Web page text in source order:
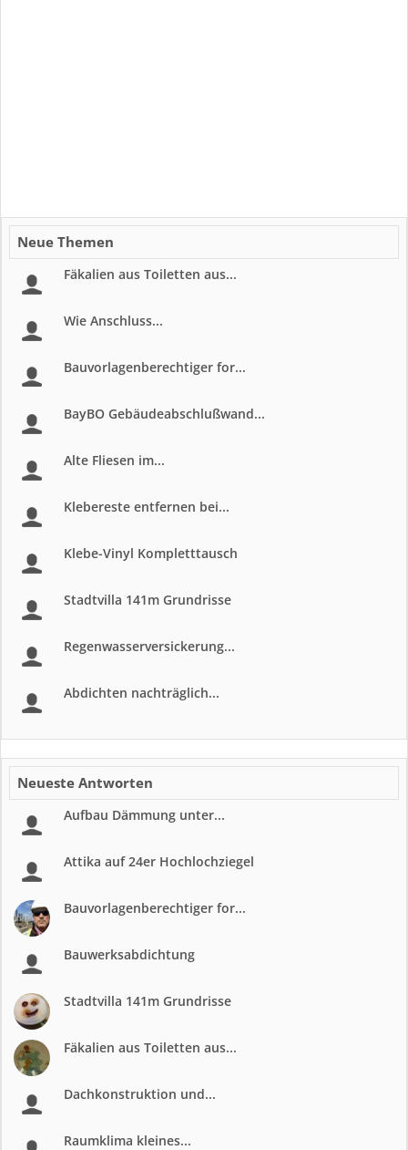
Neue Themen
Fäkalien aus Toiletten aus...
Wie Anschluss...
Bauvorlagenberechtiger for...
BayBO Gebäudeabschlußwand...
Alte Fliesen im...
Klebereste entfernen bei...
Klebe-Vinyl Kompletttausch
Stadtvilla 141m Grundrisse
Regenwasserversickerung...
Abdichten nachträglich...
Neueste Antworten
Aufbau Dämmung unter...
Attika auf 24er Hochlochziegel
Bauvorlagenberechtiger for...
Bauwerksabdichtung
Stadtvilla 141m Grundrisse
Fäkalien aus Toiletten aus...
Dachkonstruktion und...
Raumklima kleines...